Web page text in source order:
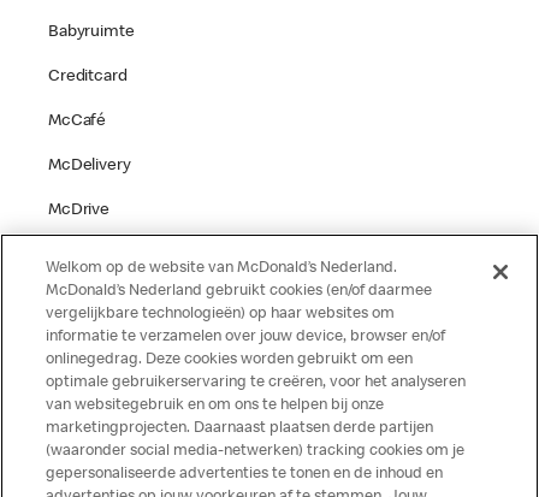
Babyruimte
Creditcard
McCafé
McDelivery
McDrive
Speelgelegenheid
Terras
Welkom op de website van McDonald’s Nederland.
McDonald’s Nederland gebruikt cookies (en/of daarmee
vergelijkbare technologieën) op haar websites om
informatie te verzamelen over jouw device, browser en/of
onlinegedrag. Deze cookies worden gebruikt om een
optimale gebruikerservaring te creëren, voor het analyseren
van websitegebruik en om ons te helpen bij onze
marketingprojecten. Daarnaast plaatsen derde partijen
(waaronder social media-netwerken) tracking cookies om je
gepersonaliseerde advertenties te tonen en de inhoud en